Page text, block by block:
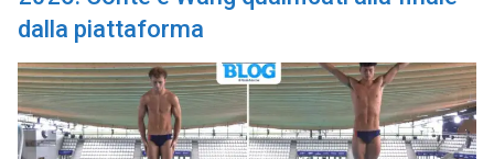
dalla piattaforma